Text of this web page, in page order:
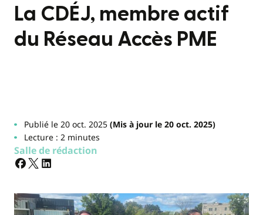
La CDÉJ, membre actif
du Réseau Accès PME
Publié le 20 oct. 2025(Mis à jour le 20 oct. 2025)
Lecture : 2 minutes
Salle de rédaction